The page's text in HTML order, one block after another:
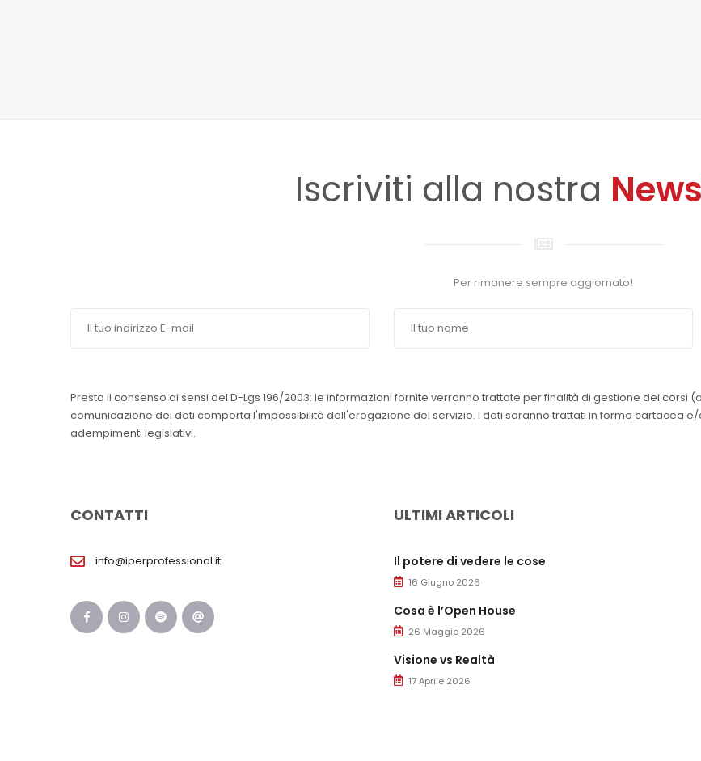
Iscriviti alla nostra
Per rimanere sempre aggiornato!
Presto il consenso ai sensi del D-Lgs 196/2003: le informazioni fornite verranno trattate per finalità di gestione dei
comunicazione dei dati comporta l'impossibilità dell'erogazione del servizio. I dati saranno trattati in forma cartacea
adempimenti legislativi.
CONTATTI
info@iperprofessional.it
ULTIMI ARTICOLI
Il potere di vedere le cose
16 Giugno 2026
Cosa è l’Open House
26 Maggio 2026
Visione vs Realtà
17 Aprile 2026